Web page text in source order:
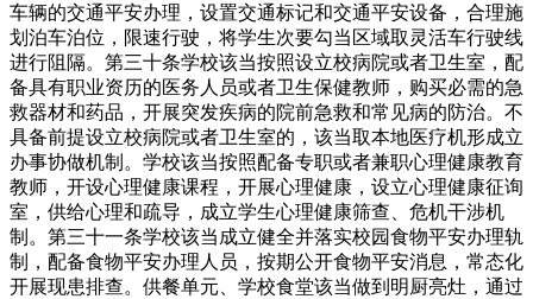
车辆的交通平安办理，设置交通标记和交通平安设备，合理施
划泊车泊位，限速行驶，将学生次要勾当区域取灵活车行驶线
进行阻隔。第三十条学校该当按照设立校病院或者卫生室，配
备具有职业资历的医务人员或者卫生保健教师，购买必需的急
救器材和药品，开展突发疾病的院前急救和常见病的防治。不
具备前提设立校病院或者卫生室的，该当取本地医疗机形成立
办事协做机制。学校该当按照配备专职或者兼职心理健康教育
教师，开设心理健康课程，开展心理健康，设立心理健康征询
室，供给心理和疏导，成立学生心理健康筛查、危机干涉机
制。第三十一条学校该当成立健全并落实校园食物平安办理轨
制，配备食物平安办理人员，按期公开食物平安消息，常态化
开展现患排查。供餐单元、学校食堂该当做到明厨亮灶，通过